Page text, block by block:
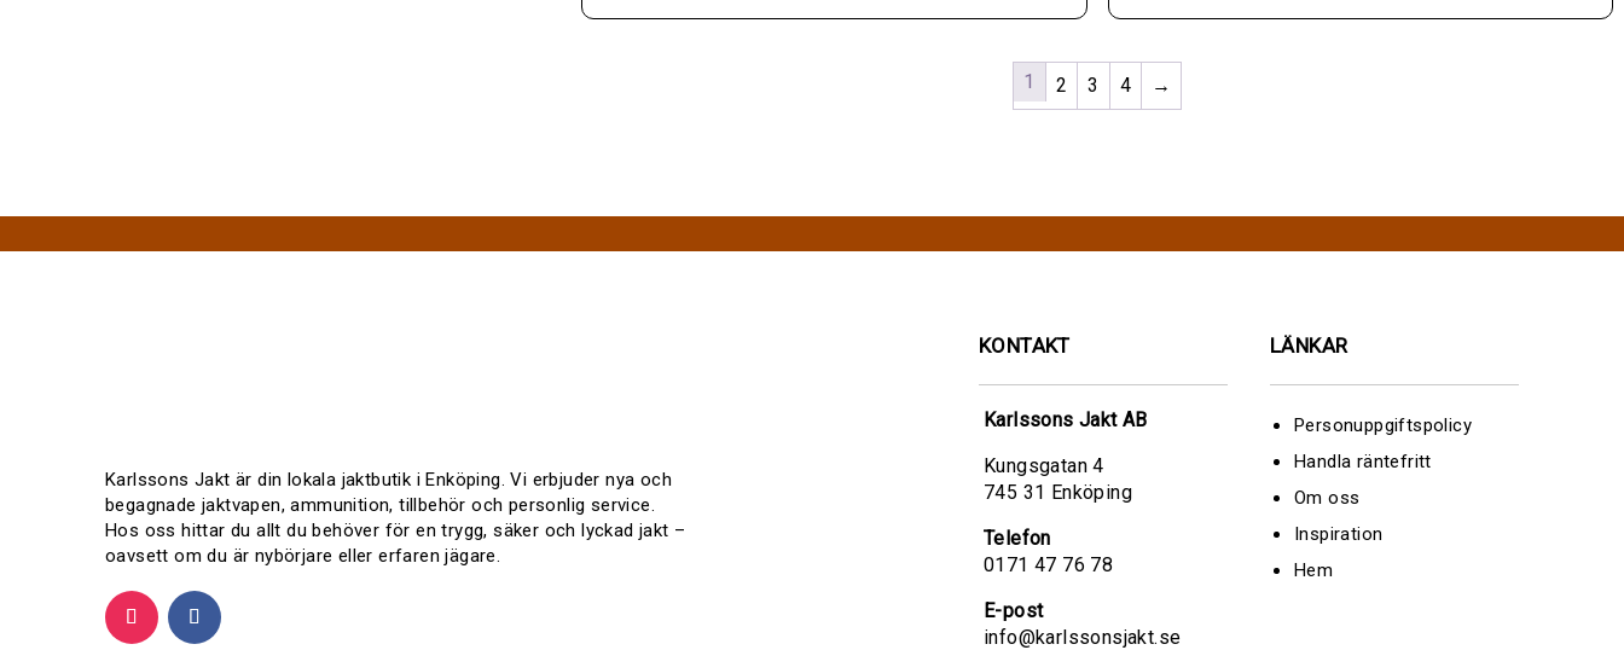
1 2 3 4 →
Karlssons Jakt är din lokala jaktbutik i Enköping. Vi erbjuder nya och
begagnade jaktvapen, ammunition, tillbehör och personlig service.
Hos oss hittar du allt du behöver för en trygg, säker och lyckad jakt –
oavsett om du är nybörjare eller erfaren jägare.
KONTAKT
Karlssons Jakt AB
Kungsgatan 4
745 31 Enköping
Telefon
0171 47 76 78
E-post
info@karlssonsjakt.se
LÄNKAR
Personuppgiftspolicy
Handla räntefritt
Om oss
Inspiration
Hem